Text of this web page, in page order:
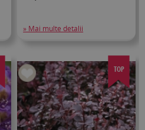
» Mai multe detalii
TOP